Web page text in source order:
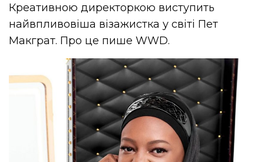
Креативною директоркою виступить
найвпливовіша візажистка у світі Пет
Макграт. Про це пише WWD.